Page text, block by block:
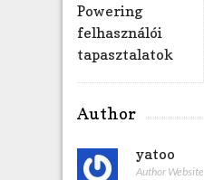
z
h
z
Powering
felhasználói
tapasztalatok
Author
yatoo
Author Website